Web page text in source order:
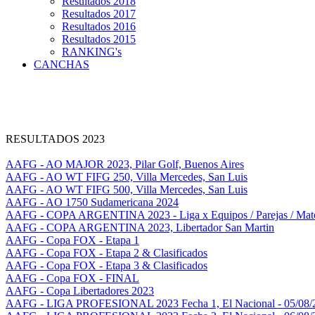
Resultados 2017
Resultados 2016
Resultados 2015
RANKING's
CANCHAS
RESULTADOS 2023
AAFG - AO MAJOR 2023, Pilar Golf, Buenos Aires
AAFG - AO WT FIFG 250, Villa Mercedes, San Luis
AAFG - AO WT FIFG 500, Villa Mercedes, San Luis
AAFG - AO 1750 Sudamericana 2024
AAFG - COPA ARGENTINA 2023 - Liga x Equipos / Parejas /
AAFG - COPA ARGENTINA 2023, Libertador San Martin
AAFG - Copa FOX - Etapa 1
AAFG - Copa FOX - Etapa 2 & Clasificados
AAFG - Copa FOX - Etapa 3 & Clasificados
AAFG - Copa FOX - FINAL
AAFG - Copa Libertadores 2023
AAFG - LIGA PROFESIONAL 2023 Fecha 1, El Nacional - 05/08/